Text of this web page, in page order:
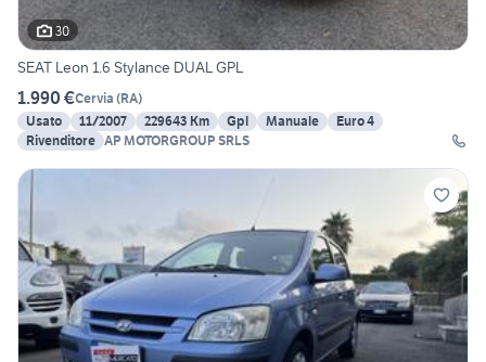
30
SEAT Leon 1.6 Stylance DUAL GPL
1.990 €Cervia (RA)
Usato
11/2007 229643 Km Gpl Manuale
Euro 4
Rivenditore AP MOTORGROUP SRLS